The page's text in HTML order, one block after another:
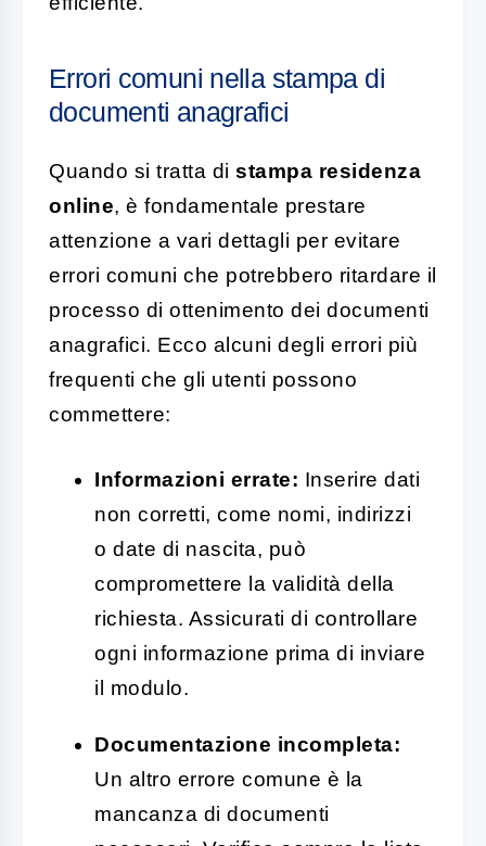
Errori comuni nella stampa di
documenti anagrafici
Quando si tratta di stampa residenza
online, è fondamentale prestare
attenzione a vari dettagli per evitare
errori comuni che potrebbero ritardare il
processo di ottenimento dei documenti
anagrafici. Ecco alcuni degli errori più
frequenti che gli utenti possono
commettere:
Informazioni errate: Inserire dati
non corretti, come nomi, indirizzi
o date di nascita, può
compromettere la validità della
richiesta. Assicurati di controllare
ogni informazione prima di inviare
il modulo.
Documentazione incompleta:
Un altro errore comune è la
mancanza di documenti